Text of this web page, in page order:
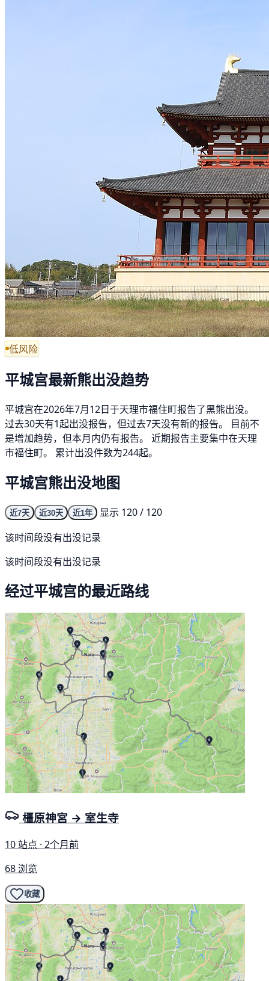
低风险
平城宫最新熊出没趋势
平城宫在2026年7月12日于天理市福住町报告了黑熊出没。
过去30天有1起出没报告，但过去7天没有新的报告。 目前不
是增加趋势，但本月内仍有报告。 近期报告主要集中在天理
市福住町。 累计出没件数为244起。
平城宫熊出没地图
近7天 近30天 近1年
显示 120 / 120
该时间段没有出没记录
该时间段没有出没记录
经过平城宫的最近路线
橿原神宮 → 室生寺
10 站点 · 2个月前
68 浏览
收藏